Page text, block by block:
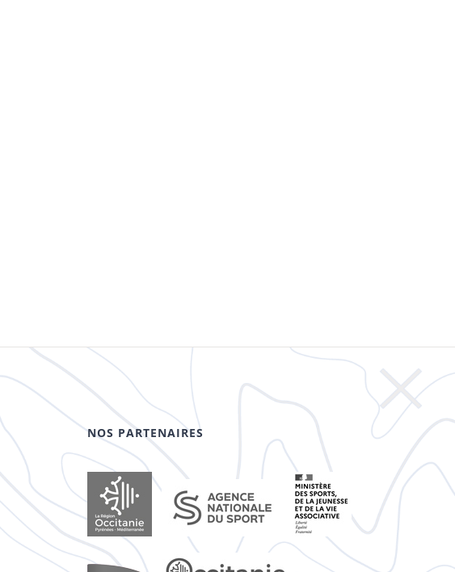
NOS PARTENAIRES